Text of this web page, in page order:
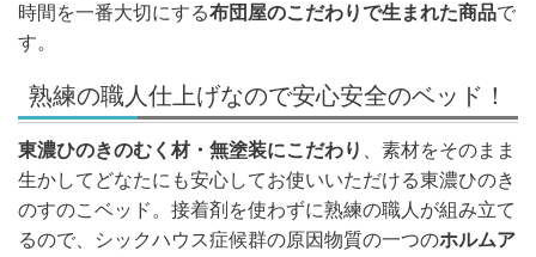
時間を一番大切にする布団屋のこだわりで生まれた商品で
す。
熟練の職人仕上げなので安心安全のベッド！
東濃ひのきのむく材・無塗装にこだわり
、素材をそのまま
生かしてどなたにも安心してお使いいただける東濃ひのき
のすのこベッド。接着剤を使わずに熟練の職人が組み立て
るので、シックハウス症候群の原因物質の一つのホルムア